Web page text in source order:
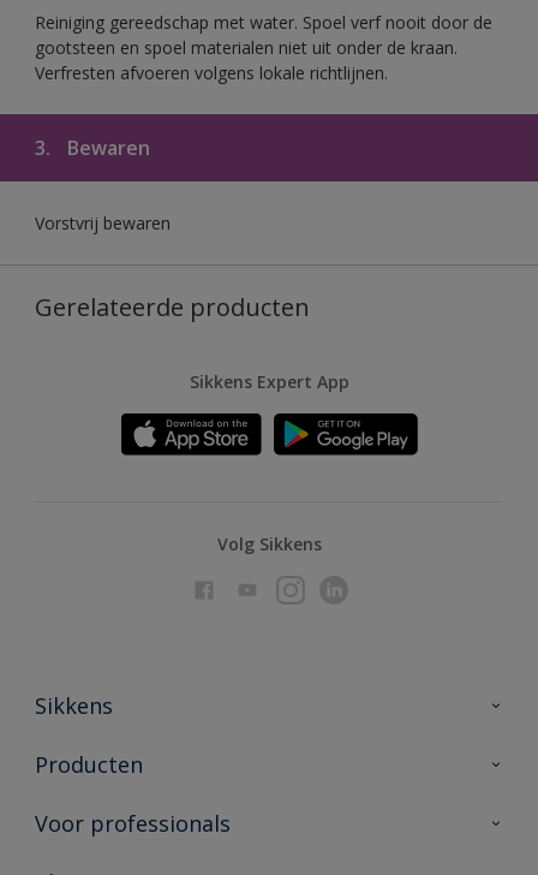
Reiniging gereedschap met water. Spoel verf nooit door de
gootsteen en spoel materialen niet uit onder de kraan.
Verfresten afvoeren volgens lokale richtlijnen.
3. Bewaren
Vorstvrij bewaren
Gerelateerde producten
Sikkens Expert App
Volg Sikkens
Sikkens
Over Sikkens
Duurzaamheid
Producten
Producten voor binnen
Voor professionals